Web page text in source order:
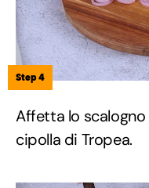
Step 4
Affetta lo scalogno
cipolla di Tropea.